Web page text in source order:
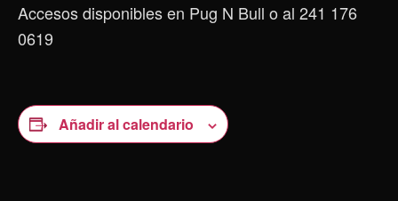
Accesos disponibles en Pug N Bull o al 241 176
0619
Añadir al calendario